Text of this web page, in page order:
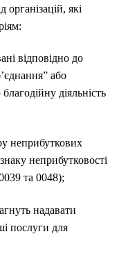
організацій, які
відповідно до
або
діяльність
неприбуткових
неприбутковості
та 0048);
надавати
послуги для